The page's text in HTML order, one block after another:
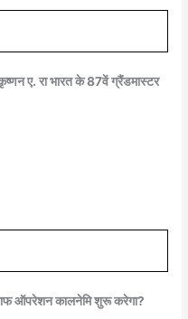
ए. रा भारत के 87वें ग्रैंडमास्टर
ऑपरेशन कालनेमि शुरू करेगा?